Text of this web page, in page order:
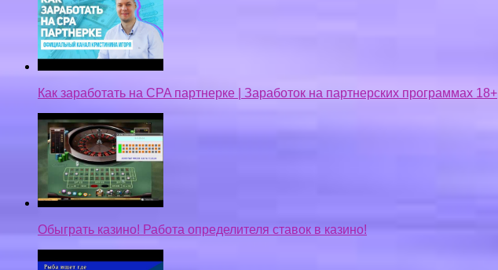
Как заработать на CPA партнерке | Заработок на партнерских программах 18+
Обыграть казино! Работа определителя ставок в казино!